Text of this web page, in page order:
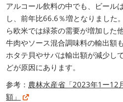
アルコール飲料の中でも、ビール
し、前年比66.6％増となりました
ら欧米では緑茶の需要が増加した
牛肉やソース混合調味料の輸出額
ホタテ貝やサバは輸出額が減少し
どが原因にあります。
参考： 農林水産省「2023年1ー12
額」